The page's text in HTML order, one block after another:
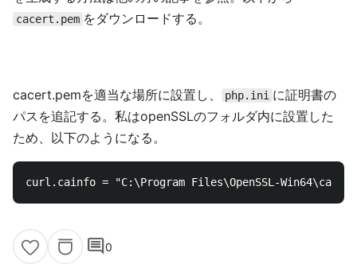
cacert.pem をダウンロードする。
cacert.pemを適当な場所に設置し、 php.ini に証明書の
パスを追記する。私はopenSSLのフォルダ内に設置した
ため、以下のようになる。
comment0